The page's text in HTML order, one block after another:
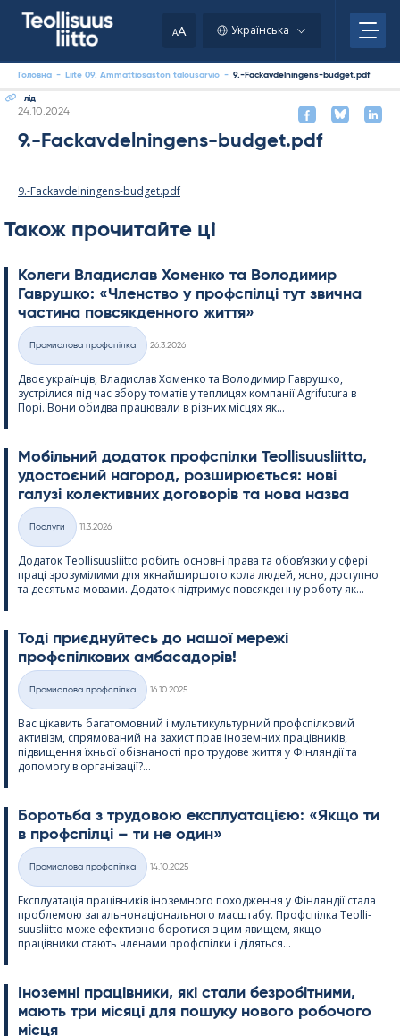
AA Українська
Головна - Liite 09. Ammattiosaston talousarvio - 9.-Fackavdelningens-budget.pdf
лід
Kirjoitettu
24.10.2024
9.-Fackavdelningens-budget.pdf
9.-Fackavdelningens-budget.pdf
Також прочитайте ці
Колеги Владислав Хоменко та Володимир
Гаврушко: «Членство у профспілці тут звична
частина повсякденного життя»
Категорії
Промислова профспілка
26.3.2026
Двоє українців, Владислав Хоменко та Володимир Гаврушко,
зустрілися під час збору томатів у теплицях компанії Agri­fu­tura в
Порі. Вони обидва працювали в різних місцях як...
Мобільний додаток профспілки Teol­li­suus­liitto,
удостоєний нагород, розширюється: нові
галузі колективних договорів та нова назва
Категорії
Послуги
11.3.2026
Додаток Teol­li­suus­liitto робить основні права та обов’язки у сфері
праці зрозумілими для якнайширшого кола людей, ясно, доступно
та десятьма мовами. Додаток підтримує повсякденну роботу як...
Тоді приєднуйтесь до нашої мережі
профспілкових амбасадорів!
Категорії
Промислова профспілка
16.10.2025
Вас цікавить багатомовний і мультикультурний профспілковий
активізм, спрямований на захист прав іноземних працівників,
підвищення їхньої обізнаності про трудове життя у Фінляндії та
допомогу в організації?...
Боротьба з трудовою експлуатацією: «Якщо ти
в профспілці – ти не один»
Категорії
Промислова профспілка
14.10.2025
Експлуатація працівників іноземного походження у Фінляндії стала
проблемою загальнонаціонального масштабу. Профспілка Teol­li­
suus­liitto може ефективно боротися з цим явищем, якщо
працівники стають членами профспілки і діляться...
Іноземні працівники, які стали безробітними,
мають три місяці для пошуку нового робочого
місця